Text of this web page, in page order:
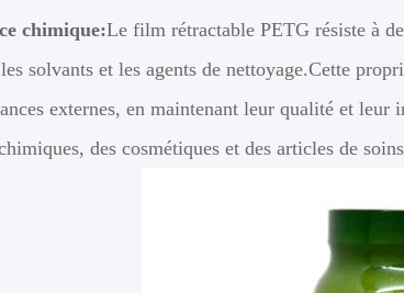
chimique:Le film rétractable PETG résiste à
solvants et les agents de nettoyage.Cette
externes, en maintenant leur qualité et
des cosmétiques et des articles de